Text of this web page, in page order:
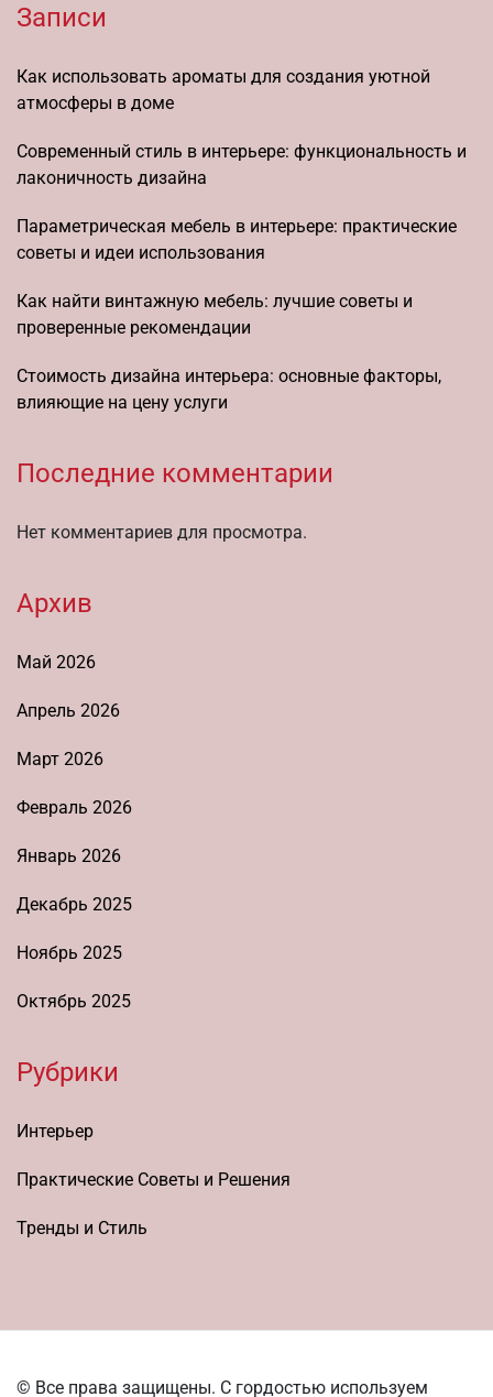
Записи
Как использовать ароматы для создания уютной
атмосферы в доме
Современный стиль в интерьере: функциональность и
лаконичность дизайна
Параметрическая мебель в интерьере: практические
советы и идеи использования
Как найти винтажную мебель: лучшие советы и
проверенные рекомендации
Стоимость дизайна интерьера: основные факторы,
влияющие на цену услуги
Последние комментарии
Нет комментариев для просмотра.
Архив
Май 2026
Апрель 2026
Март 2026
Февраль 2026
Январь 2026
Декабрь 2025
Ноябрь 2025
Октябрь 2025
Рубрики
Интерьер
Практические Советы и Решения
Тренды и Стиль
© Все права защищены. С гордостью используем